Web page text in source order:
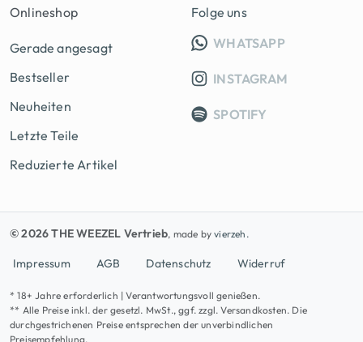
Onlineshop
Gerade angesagt
Bestseller
Neuheiten
Letzte Teile
Reduzierte Artikel
Folge uns
WHATSAPPINFO
INSTAGRAM
SPOTIFY
© 2026 THE WEEZEL Vertrieb, made byvierzeh.
Impressum AGB Datenschutz Widerruf
* 18+ Jahre erforderlich | Verantwortungsvoll genießen.
** Alle Preise inkl. der gesetzl. MwSt., ggf. zzgl. Versandkosten. Die
durchgestrichenen Preise entsprechen der unverbindlichen
Preisempfehlung.